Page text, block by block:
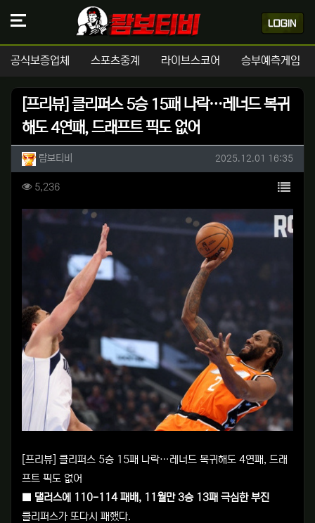
공식보증업체 스포츠중계 라이브스코어 승부예측게임
[프리뷰] 클리퍼스 5승 15패 나락…레너드 복귀
해도 4연패, 드래프트 픽도 없어
작성자 정보
람보티비 작성일
2025.12.01 16:35
컨텐츠 정보
5,236조회 목록
본문
[프리뷰] 클리퍼스 5승 15패 나락…레너드 복귀해도 4연패, 드래
프트 픽도 없어
■ 댈러스에 110-114 패배, 11월만 3승 13패 극심한 부진
클리퍼스가 또다시 패했다.